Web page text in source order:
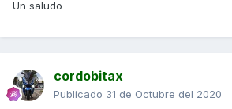
Un saludo
cordobitax
Publicado 31 de Octubre del 2020